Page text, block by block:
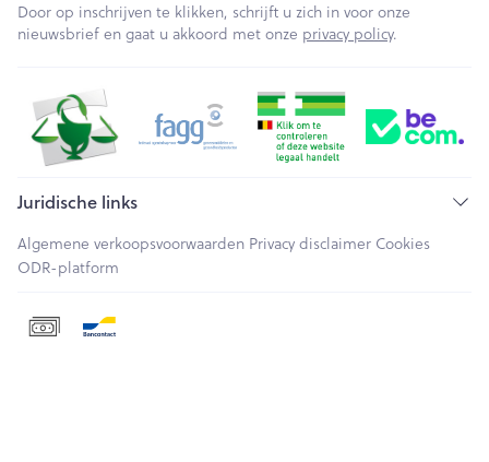
Door op inschrijven te klikken, schrijft u zich in voor onze
nieuwsbrief en gaat u akkoord met onze privacy policy.
Juridische links
Algemene verkoopsvoorwaarden Privacy disclaimer Cookies
ODR-platform